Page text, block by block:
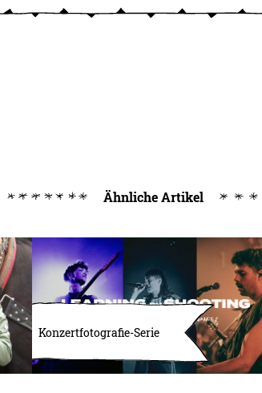
Ähnliche Artikel
Konzertfotografie-Serie